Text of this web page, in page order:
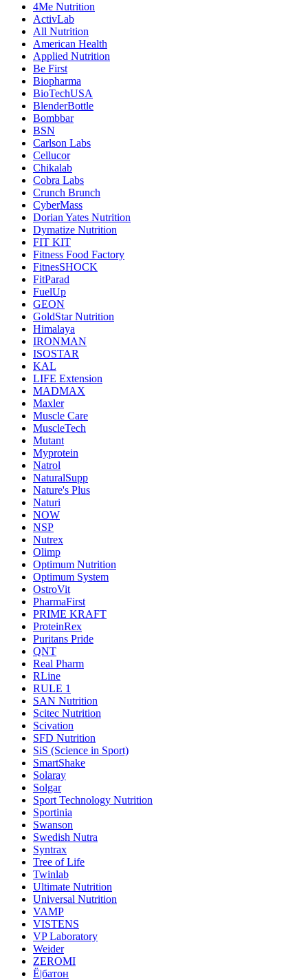
4Me Nutrition
ActivLab
All Nutrition
American Health
Applied Nutrition
Be First
Biopharma
BioTechUSA
BlenderBottle
Bombbar
BSN
Carlson Labs
Cellucor
Chikalab
Cobra Labs
Crunch Brunch
CyberMass
Dorian Yates Nutrition
Dymatize Nutrition
FIT KIT
Fitness Food Factory
FitnesSHOCK
FitParad
FuelUp
GEON
GoldStar Nutrition
Himalaya
IRONMAN
ISOSTAR
KAL
LIFE Extension
MADMAX
Maxler
Muscle Care
MuscleTech
Mutant
Myprotein
Natrol
NaturalSupp
Nature's Plus
Naturi
NOW
NSP
Nutrex
Olimp
Optimum Nutrition
Optimum System
OstroVit
PharmaFirst
PRIME KRAFT
ProteinRex
Puritans Pride
QNT
Real Pharm
RLine
RULE 1
SAN Nutrition
Scitec Nutrition
Scivation
SFD Nutrition
SiS (Science in Sport)
SmartShake
Solaray
Solgar
Sport Technology Nutrition
Sportinia
Swanson
Swedish Nutra
Syntrax
Tree of Life
Twinlab
Ultimate Nutrition
Universal Nutrition
VAMP
VISTENS
VP Laboratory
Weider
ZEROMI
Ё|батон